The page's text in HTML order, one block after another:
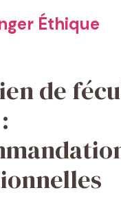
Éthique
de